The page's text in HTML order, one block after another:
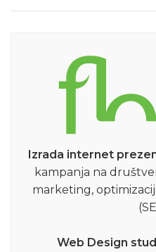
Izrada internet
kampanja na
marketing,
Web Design